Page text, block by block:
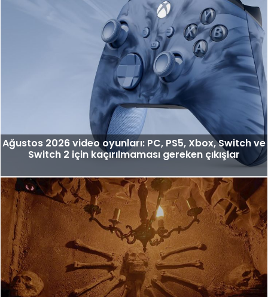
Ağustos 2026 video oyunları: PC, PS5, Xbox, Switch ve
Switch 2 için kaçırılmaması gereken çıkışlar